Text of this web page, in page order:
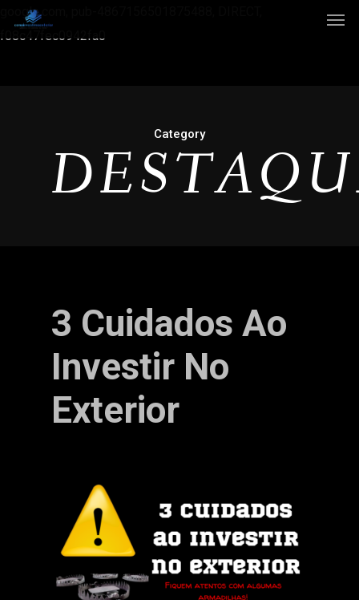
google.com, pub-4867156501875488, DIRECT,
f08c47fec0942fa0
Category
3 Cuidados Ao
Investir No
Exterior